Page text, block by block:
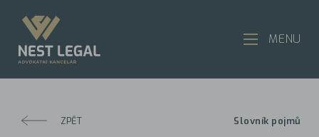
ZPĚT Slovník pojmů
MENU